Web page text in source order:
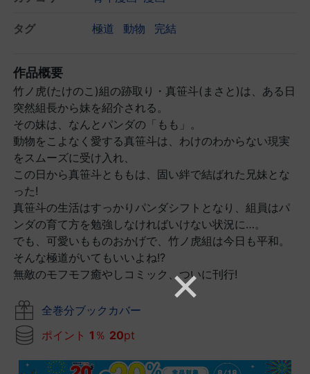
タグ 極道 動物 完結
作品概要
竹ノ虎(たけのこ)組の跡取り・真笹斗(まさと)は、ある日
突然組長から妹を紹介される。
その妹は、なんとパンダの「もも」。
動物をこよなく愛する真笹斗は、わけのわからない現実
をスムーズに受け入れ、
この日から真笹斗とももは、固い絆で結ばれた兄妹とな
った!
真笹斗の生活はすっかりパンダシフトとなり、組員はパ
ンダの育て方を勉強しなければいけない状況に…。
でも、可愛いもものおかげで、竹ノ虎組は今日も平和。
そんな極道がいてもいいよね!?
無敵のモフモフ癒やしコミック、ついに刊行!
全巻分ブックカバー
ポイント 1 ％ 20pt